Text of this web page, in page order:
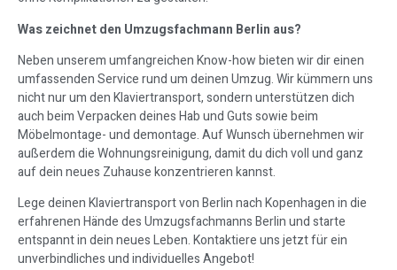
Was zeichnet den Umzugsfachmann Berlin aus?
Neben unserem umfangreichen Know-how bieten wir dir einen
umfassenden Service rund um deinen Umzug. Wir kümmern uns
nicht nur um den Klaviertransport, sondern unterstützen dich
auch beim Verpacken deines Hab und Guts sowie beim
Möbelmontage- und demontage. Auf Wunsch übernehmen wir
außerdem die Wohnungsreinigung, damit du dich voll und ganz
auf dein neues Zuhause konzentrieren kannst.
Lege deinen Klaviertransport von Berlin nach Kopenhagen in die
erfahrenen Hände des Umzugsfachmanns Berlin und starte
entspannt in dein neues Leben. Kontaktiere uns jetzt für ein
unverbindliches und individuelles Angebot!